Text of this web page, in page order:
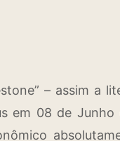
– assim a
em 08 de Junho